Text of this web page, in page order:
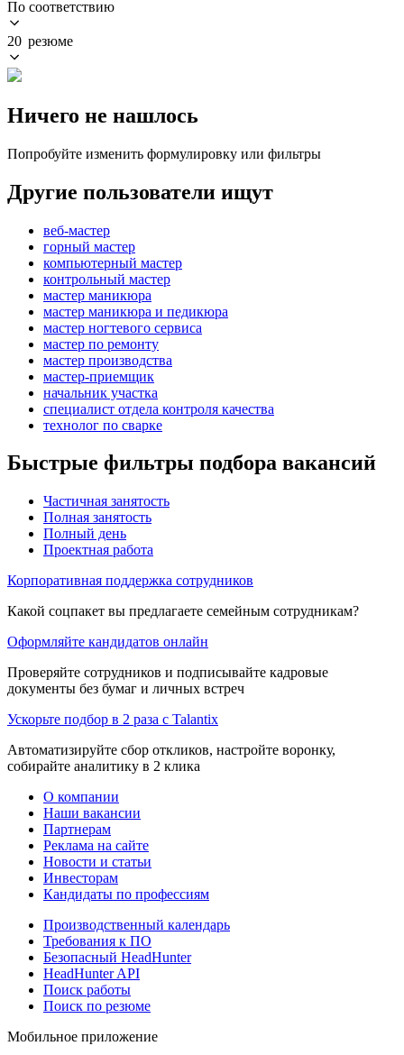
По соответствию
20 резюме
Ничего не нашлось
Попробуйте изменить формулировку или фильтры
Другие пользователи ищут
веб-мастер
горный мастер
компьютерный мастер
контрольный мастер
мастер маникюра
мастер маникюра и педикюра
мастер ногтевого сервиса
мастер по ремонту
мастер производства
мастер-приемщик
начальник участка
специалист отдела контроля качества
технолог по сварке
Быстрые фильтры подбора вакансий
Частичная занятость
Полная занятость
Полный день
Проектная работа
Корпоративная поддержка сотрудников
Какой соцпакет вы предлагаете семейным сотрудникам?
Оформляйте кандидатов онлайн
Проверяйте сотрудников и подписывайте кадровые
документы без бумаг и личных встреч
Ускорьте подбор в 2 раза с Talantix
Автоматизируйте сбор откликов, настройте воронку,
собирайте аналитику в 2 клика
О компании
Наши вакансии
Партнерам
Реклама на сайте
Новости и статьи
Инвесторам
Кандидаты по профессиям
Производственный календарь
Требования к ПО
Безопасный HeadHunter
HeadHunter API
Поиск работы
Поиск по резюме
Мобильное приложение